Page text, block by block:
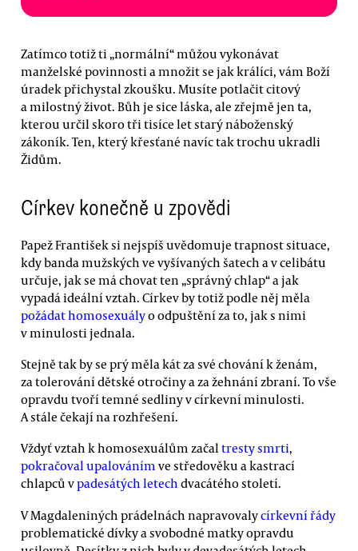
Zatímco totiž ti „normální“ můžou vykonávat
manželské povinnosti a množit se jak králíci, vám Boží
úradek přichystal zkoušku. Musíte potlačit citový
a milostný život. Bůh je sice láska, ale zřejmě jen ta,
kterou určil skoro tři tisíce let starý náboženský
zákoník. Ten, který křesťané navíc tak trochu ukradli
Židům.
Církev konečně u zpovědi
Papež František si nejspíš uvědomuje trapnost situace,
kdy banda mužských ve vyšívaných šatech a v celibátu
určuje, jak se má chovat ten „správný chlap“ a jak
vypadá ideální vztah. Církev by totiž podle něj měla
požádat homosexuályo odpuštění za to, jak s nimi
v minulosti jednala.
Stejně tak by se prý měla kát za své chování k ženám,
za tolerování dětské otročiny a za žehnání zbraní. To vše
opravdu tvoří temné sedliny v církevní minulosti.
A stále čekají na rozhřešení.
Vždyť vztah k homosexuálům začal tresty smrti,
pokračoval upalováním ve středověku a kastrací
chlapců vpadesátých letech dvacátého století.
V Magdaleniných prádelnách napravovalycírkevní řády
problematické dívky a svobodné matky opravdu